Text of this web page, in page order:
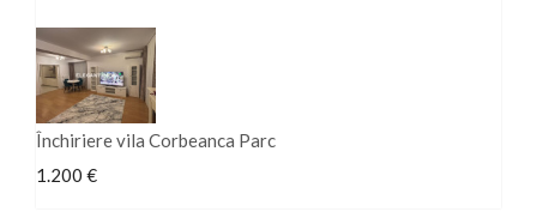
Închiriere vila Corbeanca Parc
1.200 €